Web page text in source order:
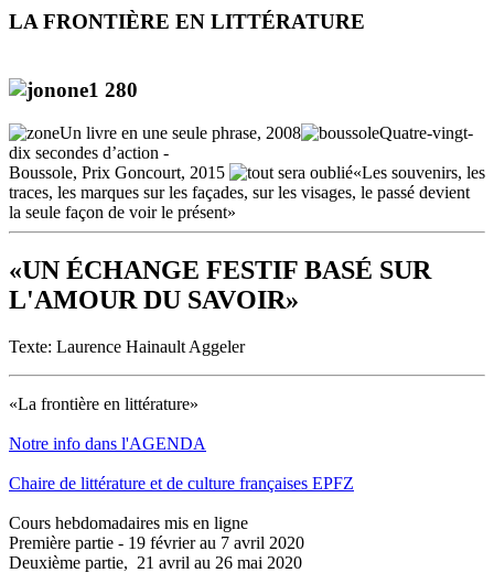
LA FRONTIÈRE EN LITTÉRATURE
Un livre en une seule phrase, 2008
Quatre-vingt-
dix secondes d’action -
Boussole, Prix Goncourt, 2015
«Les souvenirs, les
traces, les marques sur les façades, sur les visages, le passé devient
la seule façon de voir le présent»
«UN ÉCHANGE FESTIF BASÉ SUR
L'AMOUR DU SAVOIR»
Texte: Laurence Hainault Aggeler
«La frontière en littérature»
Notre info dans l'AGENDA
Chaire de littérature et de culture françaises EPFZ
Cours hebdomadaires mis en ligne
Première partie - 19 février au 7 avril 2020
Deuxième partie, 21 avril au 26 mai 2020